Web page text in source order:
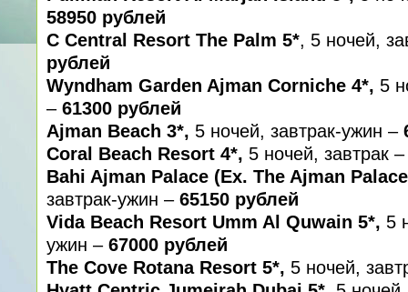
58950 рублей
C Central Resort The Palm 5*, 5 ночей,
рублей
Wyndham Garden Ajman Corniche 4*, 5
–61300 рублей
Ajman Beach 3*, 5 ночей, завтрак-ужин –
Coral Beach Resort 4*, 5 ночей, завтрак
Bahi Ajman Palace (Ex. The Ajman
завтрак-ужин – 65150 рублей
Vida Beach Resort Umm Al Quwain 5*, 5
ужин – 67000 рублей
The Cove Rotana Resort 5*, 5 ночей,